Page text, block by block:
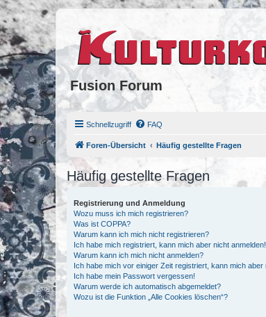
Fusion Forum
Schnellzugriff FAQ
Foren-Übersicht Häufig gestellte Fragen
Häufig gestellte Fragen
Registrierung und Anmeldung
Wozu muss ich mich registrieren?
Was ist COPPA?
Warum kann ich mich nicht registrieren?
Ich habe mich registriert, kann mich aber nicht anmelden!
Warum kann ich mich nicht anmelden?
Ich habe mich vor einiger Zeit registriert, kann mich aber
Ich habe mein Passwort vergessen!
Warum werde ich automatisch abgemeldet?
Wozu ist die Funktion „Alle Cookies löschen“?